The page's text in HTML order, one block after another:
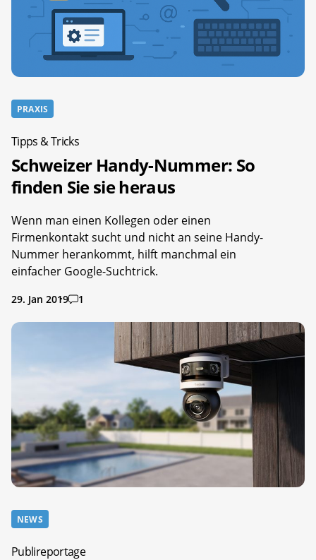
PRAXIS
Tipps & Tricks
Schweizer Handy-Nummer: So
finden Sie sie heraus
Wenn man einen Kollegen oder einen
Firmenkontakt sucht und nicht an seine Handy-
Nummer herankommt, hilft manchmal ein
einfacher Google-Suchtrick.
29. Jan 2019 1
NEWS
Publireportage